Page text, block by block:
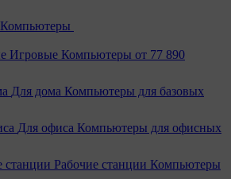
Компьютеры
Игровые Компьютеры от 77 890
Для дома Компьютеры для базовых
Для офиса Компьютеры для офисных
Рабочие станции Компьютеры